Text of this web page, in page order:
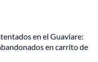
en el Guaviare:
en carrito de